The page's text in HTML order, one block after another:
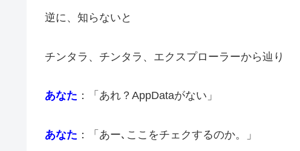
逆に、知らないと
チンタラ、チンタラ、エクスプローラーから辿り
あなた ：「あれ？AppDataがない」
あなた ：「あー､ここをチェクするのか。」